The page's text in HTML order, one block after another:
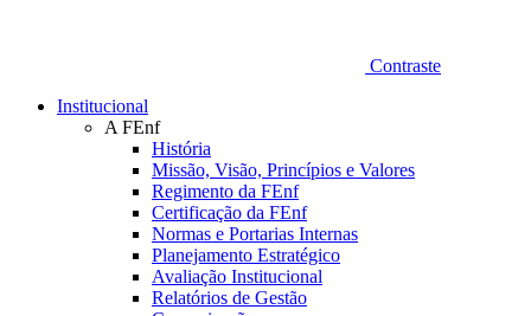
Contraste
Institucional
A FEnf
História
Missão, Visão, Princípios e Valores
Regimento da FEnf
Certificação da FEnf
Normas e Portarias Internas
Planejamento Estratégico
Avaliação Institucional
Relatórios de Gestão